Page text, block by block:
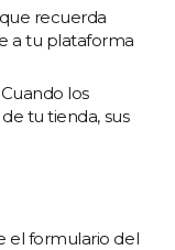
recuerda
a tu plataforma
los
tu tienda, sus
el formulario del